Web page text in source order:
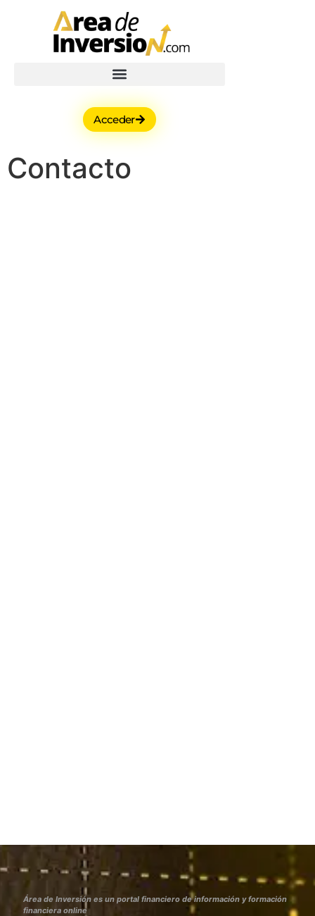
Acceder
Contacto
Área de Inversión es un portal financiero de información y formación
financiera online